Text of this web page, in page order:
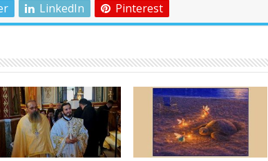
LinkedIn Pinterest